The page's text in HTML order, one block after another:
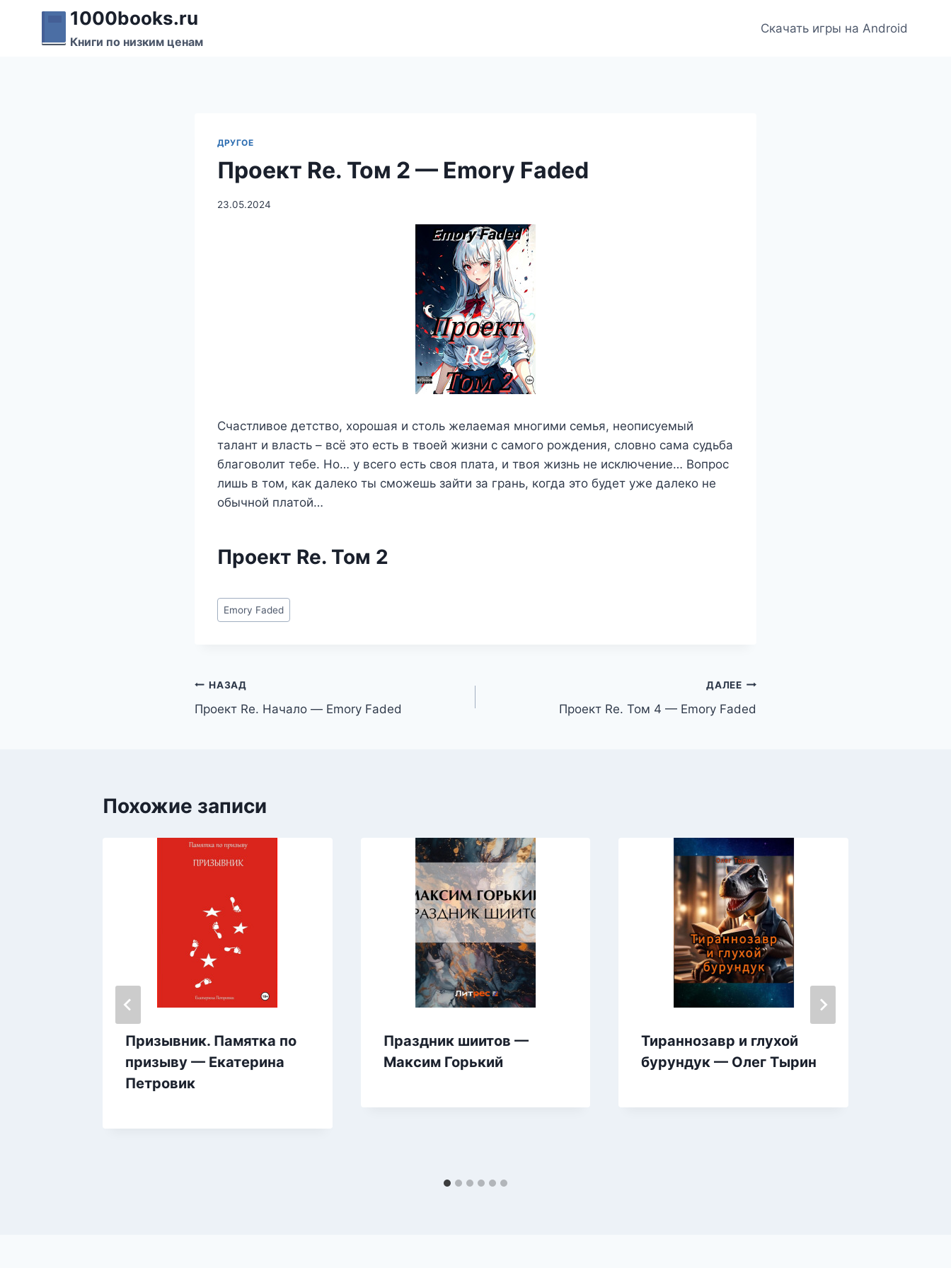
Перейти
содержимому
1000books.ru
Книги по низким ценам
Скачать игры на Android
ДРУГОЕ
Проект Re. Том 2 — Emory Faded
23.05.2024
Счастливое детство, хорошая и столь желаемая многими семья, неописуемый
талант и власть – всё это есть в твоей жизни с самого рождения, словно сама судьба
благоволит тебе. Но… у всего есть своя плата, и твоя жизнь не исключение… Вопрос
лишь в том, как далеко ты сможешь зайти за грань, когда это будет уже далеко не
обычной платой…
Проект Re. Том 2
Метки
записи:
Emory Faded
Навигация
по
НАЗАД
Проект Re. Начало — Emory Faded
ДАЛЕЕ
Проект Re. Том 4 — Emory Faded
Похожие записи
Призывник. Памятка по
призыву — Екатерина
Петровик
Праздник шиитов —
Максим Горький
Тираннозавр и глухой
бурундук — Олег Тырин